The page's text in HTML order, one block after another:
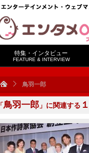
特集・インタビュー
FEATURE & INTERVIEW
鳥羽一郎
「鳥羽一郎 」に関連する １